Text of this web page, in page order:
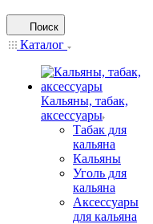
Поиск
Каталог
Кальяны, табак,
аксессуары
Табак для
кальяна
Кальяны
Уголь для
кальяна
Аксессуары
для кальяна